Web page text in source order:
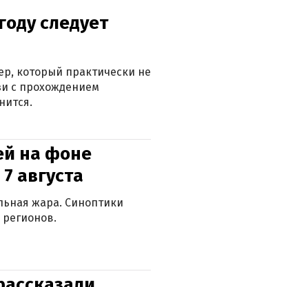
следует
который практически не
с прохождением
на фоне
августа
жара. Синоптики